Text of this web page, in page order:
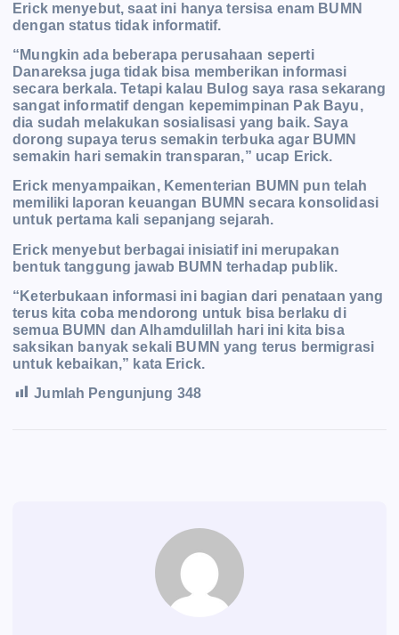
Erick menyebut, saat ini hanya tersisa enam BUMN
dengan status tidak informatif.
“Mungkin ada beberapa perusahaan seperti
Danareksa juga tidak bisa memberikan informasi
secara berkala. Tetapi kalau Bulog saya rasa sekarang
sangat informatif dengan kepemimpinan Pak Bayu,
dia sudah melakukan sosialisasi yang baik. Saya
dorong supaya terus semakin terbuka agar BUMN
semakin hari semakin transparan,” ucap Erick.
Erick menyampaikan, Kementerian BUMN pun telah
memiliki laporan keuangan BUMN secara konsolidasi
untuk pertama kali sepanjang sejarah.
Erick menyebut berbagai inisiatif ini merupakan
bentuk tanggung jawab BUMN terhadap publik.
“Keterbukaan informasi ini bagian dari penataan yang
terus kita coba mendorong untuk bisa berlaku di
semua BUMN dan Alhamdulillah hari ini kita bisa
saksikan banyak sekali BUMN yang terus bermigrasi
untuk kebaikan,” kata Erick.
Jumlah Pengunjung 348